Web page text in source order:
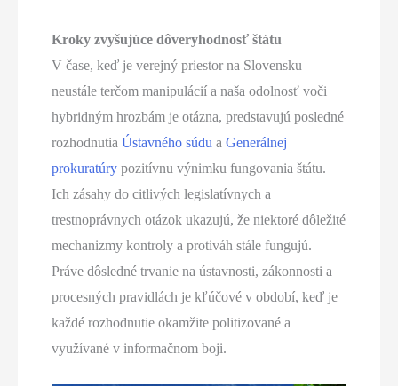
Kroky zvyšujúce dôveryhodnosť štátu
V čase, keď je verejný priestor na Slovensku
neustále terčom manipulácií a naša odolnosť voči
hybridným hrozbám je otázna, predstavujú posledné
rozhodnutiaÚstavného súdu aGenerálnej
prokuratúry pozitívnu výnimku fungovania štátu.
Ich zásahy do citlivých legislatívnych a
trestnoprávnych otázok ukazujú, že niektoré dôležité
mechanizmy kontroly a protiváh stále fungujú.
Práve dôsledné trvanie na ústavnosti, zákonnosti a
procesných pravidlách je kľúčové v období, keď je
každé rozhodnutie okamžite politizované a
využívané v informačnom boji.